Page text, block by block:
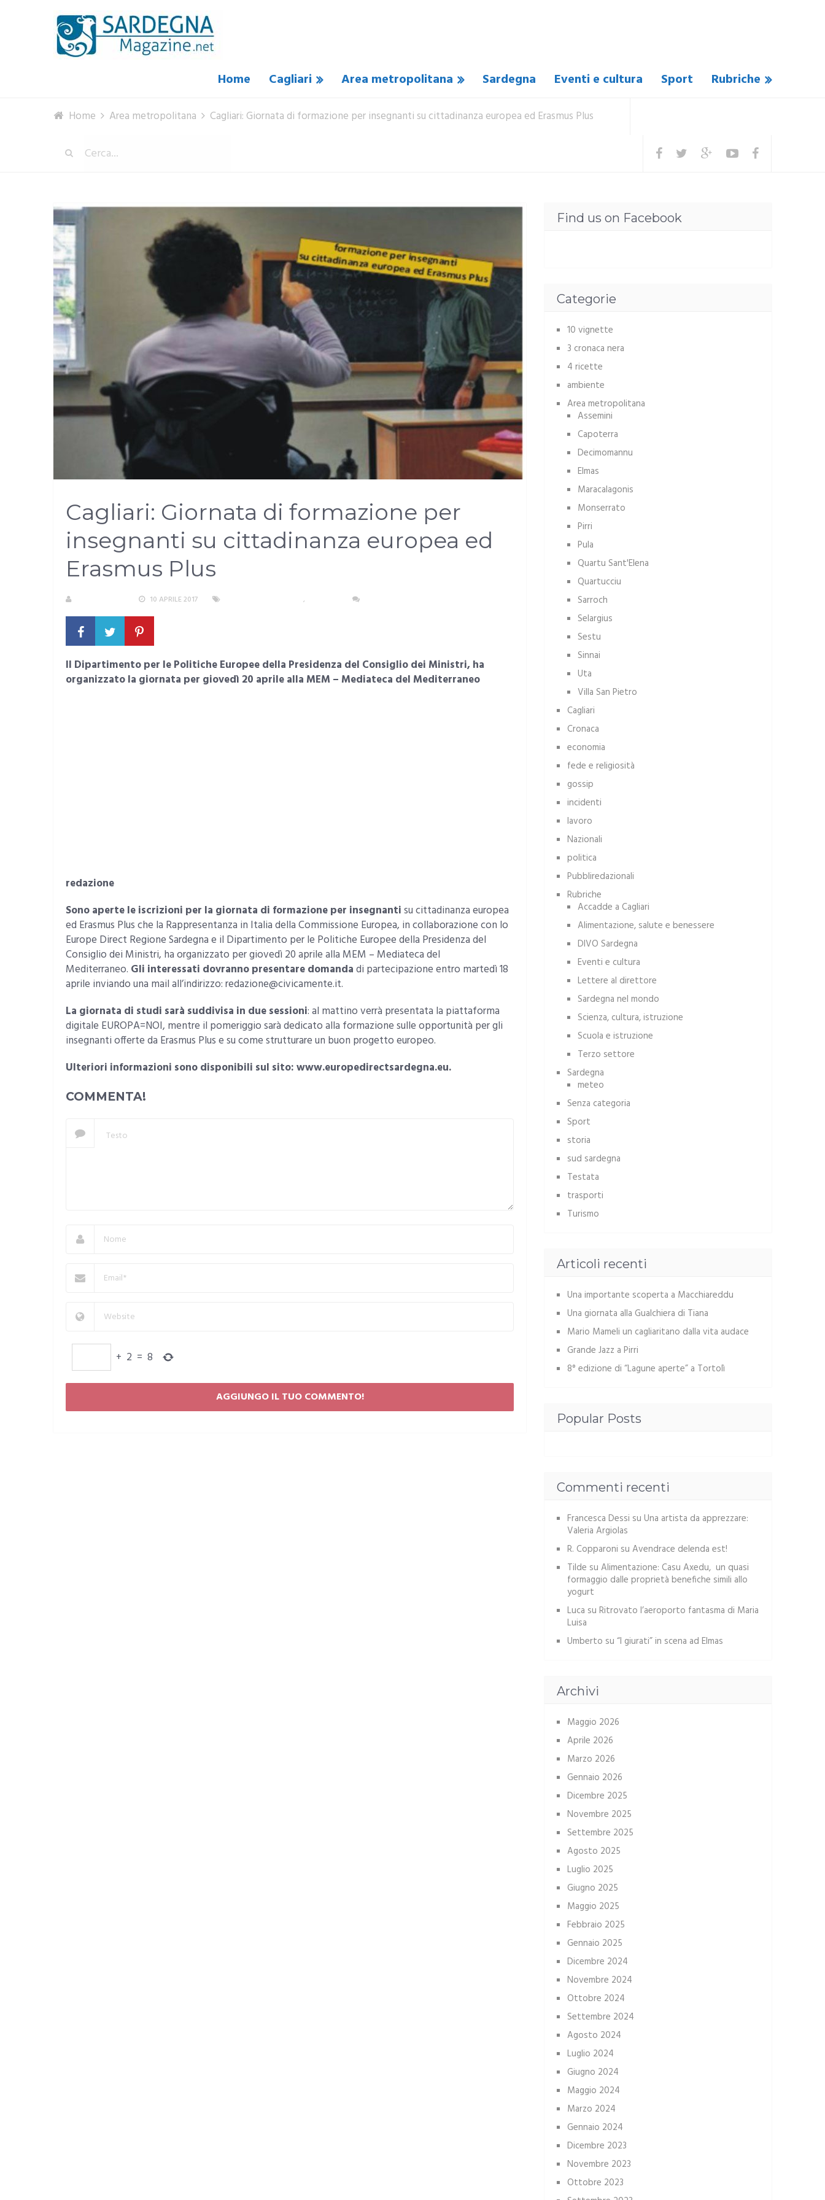
Home Cagliari Area metropolitana Sardegna Eventi e cultura Sport Rubriche
Home Area metropolitana Cagliari: Giornata di formazione per insegnanti su cittadinanza europea ed Erasmus Plus
Cagliari: Giornata di formazione per
insegnanti su cittadinanza europea ed
Erasmus Plus
10 APRILE 2017 ,
Il Dipartimento per le Politiche Europee della Presidenza del Consiglio dei Ministri, ha
organizzato la giornata per giovedì 20 aprile alla MEM – Mediateca del Mediterraneo
redazione
Sono aperte le iscrizioni per la giornata di formazione per insegnantisu cittadinanza europea
ed Erasmus Plus che la Rappresentanza in Italia della Commissione Europea, in collaborazione con lo
Europe Direct Regione Sardegna e il Dipartimento per le Politiche Europee della Presidenza del
Consiglio dei Ministri, ha organizzato per giovedì 20 aprile alla MEM – Mediateca del
Mediterraneo. Gli interessati dovranno presentare domandadi partecipazione entro martedì 18
aprile inviando una mail all’indirizzo: redazione@civicamente.it.
La giornata di studi sarà suddivisa in due sessioni: al mattino verrà presentata la piattaforma
digitale EUROPA=NOI, mentre il pomeriggio sarà dedicato alla formazione sulle opportunità per gli
insegnanti offerte da Erasmus Plus e su come strutturare un buon progetto europeo.
Ulteriori informazioni sono disponibili sul sito: www.europedirectsardegna.eu.
COMMENTA!
+ 2 = 8
Find us on Facebook
Categorie
10 vignette
3 cronaca nera
4 ricette
ambiente
Area metropolitana
Assemini
Capoterra
Decimomannu
Elmas
Maracalagonis
Monserrato
Pirri
Pula
Quartu Sant'Elena
Quartucciu
Sarroch
Selargius
Sestu
Sinnai
Uta
Villa San Pietro
Cagliari
Cronaca
economia
fede e religiosità
gossip
incidenti
lavoro
Nazionali
politica
Pubbliredazionali
Rubriche
Accadde a Cagliari
Alimentazione, salute e benessere
DIVO Sardegna
Eventi e cultura
Lettere al direttore
Sardegna nel mondo
Scienza, cultura, istruzione
Scuola e istruzione
Terzo settore
Sardegna
meteo
Senza categoria
Sport
storia
sud sardegna
Testata
trasporti
Turismo
Articoli recenti
Una importante scoperta a Macchiareddu
Una giornata alla Gualchiera di Tiana
Mario Mameli un cagliaritano dalla vita audace
Grande Jazz a Pirri
8° edizione di “Lagune aperte” a Tortolì
Popular Posts
Commenti recenti
Francesca Dessi su Una artista da apprezzare:
Valeria Argiolas
R. Copparoni su Avendrace delenda est!
Tilde su Alimentazione: Casu Axedu, un quasi
formaggio dalle proprietà benefiche simili allo
yogurt
Luca su Ritrovato l’aeroporto fantasma di Maria
Luisa
Umberto su “I giurati” in scena ad Elmas
Archivi
Maggio 2026
Aprile 2026
Marzo 2026
Gennaio 2026
Dicembre 2025
Novembre 2025
Settembre 2025
Agosto 2025
Luglio 2025
Giugno 2025
Maggio 2025
Febbraio 2025
Gennaio 2025
Dicembre 2024
Novembre 2024
Ottobre 2024
Settembre 2024
Agosto 2024
Luglio 2024
Giugno 2024
Maggio 2024
Marzo 2024
Gennaio 2024
Dicembre 2023
Novembre 2023
Ottobre 2023